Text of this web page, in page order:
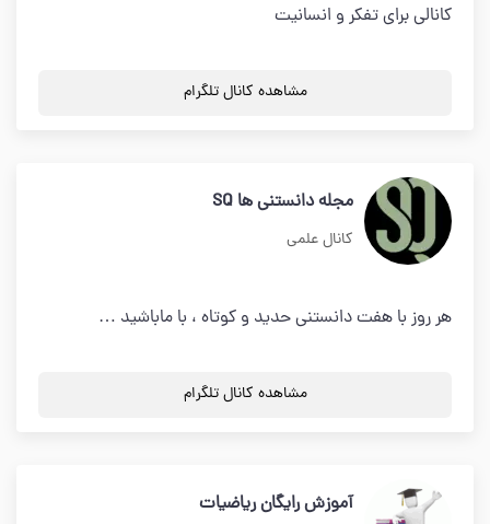
کانالی برای تفکر و انسانیت
مشاهده کانال تلگرام
مجله دانستنی ها SQ
کانال علمی
هر روز با هفت دانستنی حدید و کوتاه ، با ماباشید …
مشاهده کانال تلگرام
آموزش رایگان ریاضیات